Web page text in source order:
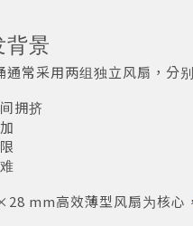
背景
通常采用两组独立风扇，分
拥挤
加
限
mm高效薄型风扇为核心，